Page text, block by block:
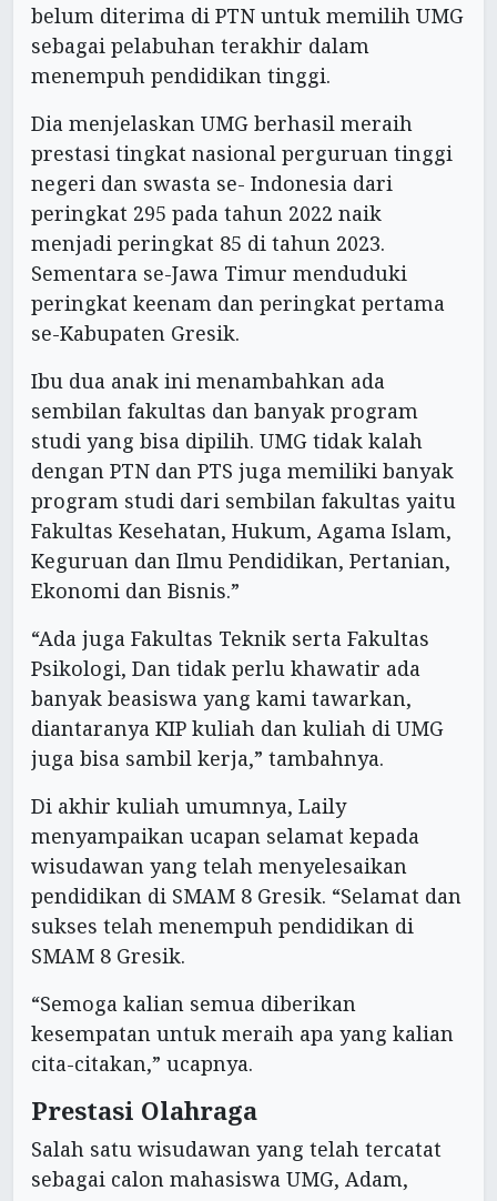
belum diterima di PTN untuk memilih UMG
sebagai pelabuhan terakhir dalam
menempuh pendidikan tinggi.
Dia menjelaskan UMG berhasil meraih
prestasi tingkat nasional perguruan tinggi
negeri dan swasta se- Indonesia dari
peringkat 295 pada tahun 2022 naik
menjadi peringkat 85 di tahun 2023.
Sementara se-Jawa Timur menduduki
peringkat keenam dan peringkat pertama
se-Kabupaten Gresik.
Ibu dua anak ini menambahkan ada
sembilan fakultas dan banyak program
studi yang bisa dipilih. UMG tidak kalah
dengan PTN dan PTS juga memiliki banyak
program studi dari sembilan fakultas yaitu
Fakultas Kesehatan, Hukum, Agama Islam,
Keguruan dan Ilmu Pendidikan, Pertanian,
Ekonomi dan Bisnis.”
“Ada juga Fakultas Teknik serta Fakultas
Psikologi, Dan tidak perlu khawatir ada
banyak beasiswa yang kami tawarkan,
diantaranya KIP kuliah dan kuliah di UMG
juga bisa sambil kerja,” tambahnya.
Di akhir kuliah umumnya, Laily
menyampaikan ucapan selamat kepada
wisudawan yang telah menyelesaikan
pendidikan di SMAM 8 Gresik. “Selamat dan
sukses telah menempuh pendidikan di
SMAM 8 Gresik.
“Semoga kalian semua diberikan
kesempatan untuk meraih apa yang kalian
cita-citakan,” ucapnya.
Prestasi Olahraga
Salah satu wisudawan yang telah tercatat
sebagai calon mahasiswa UMG, Adam,